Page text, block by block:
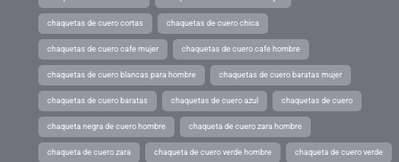
chaquetas de cuero cortas chaquetas de cuero chica
chaquetas de cuero cafe mujer chaquetas de cuero cafe hombre
chaquetas de cuero blancas para hombre chaquetas de cuero baratas mujer
chaquetas de cuero baratas chaquetas de cuero azul chaquetas de cuero
chaqueta negra de cuero hombre chaqueta de cuero zara hombre
chaqueta de cuero zara chaqueta de cuero verde hombre chaqueta de cuero verde